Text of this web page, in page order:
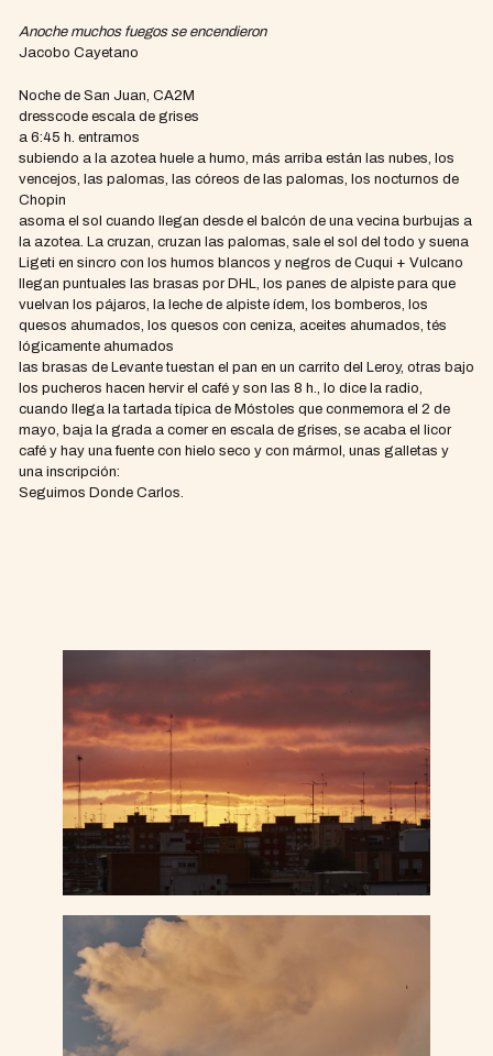
Anoche muchos fuegos se encendieron
Jacobo Cayetano
Noche de San Juan, CA2M
dresscode escala de grises
a 6:45 h. entramos
subiendo a la azotea huele a humo, más arriba están las nubes, los
vencejos, las palomas, las córeos de las palomas, los nocturnos de
Chopin
asoma el sol cuando llegan desde el balcón de una vecina burbujas a
la azotea. La cruzan, cruzan las palomas, sale el sol del todo y suena
Ligeti en sincro con los humos blancos y negros de Cuqui + Vulcano
llegan puntuales las brasas por DHL, los panes de alpiste para que
vuelvan los pájaros, la leche de alpiste ídem, los bomberos, los
quesos ahumados, los quesos con ceniza, aceites ahumados, tés
lógicamente ahumados
las brasas de Levante tuestan el pan en un carrito del Leroy, otras bajo
los pucheros hacen hervir el café y son las 8 h., lo dice la radio,
cuando llega la tartada típica de Móstoles que conmemora el 2 de
mayo, baja la grada a comer en escala de grises, se acaba el licor
café y hay una fuente con hielo seco y con mármol, unas galletas y
una inscripción:
Seguimos Donde Carlos.